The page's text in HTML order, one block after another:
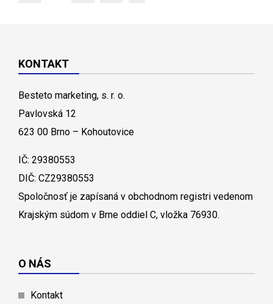
KONTAKT
Besteto marketing, s. r. o.
Pavlovská 12
623 00 Brno – Kohoutovice
IČ: 29380553
DIČ: CZ29380553
Spoločnosť je zapísaná v obchodnom registri vedenom
Krajským súdom v Brne oddiel C, vložka 76930.
O NÁS
Kontakt